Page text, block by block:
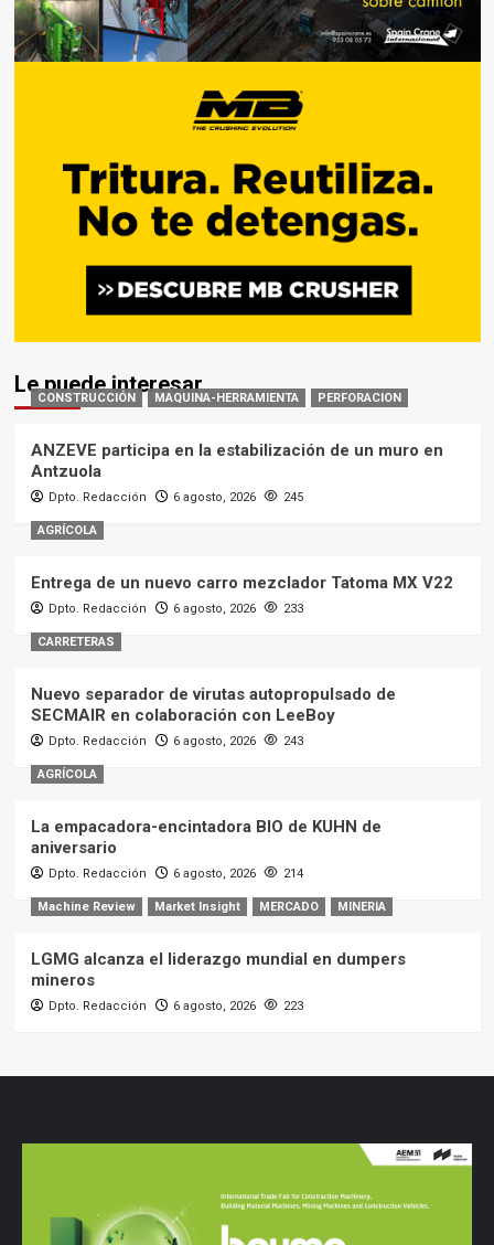
Le puede interesar
CONSTRUCCIÓN MAQUINA-HERRAMIENTA PERFORACION
ANZEVE participa en la estabilización de un muro en
Antzuola
Dpto. Redacción 6 agosto, 2026 245
AGRÍCOLA
Entrega de un nuevo carro mezclador Tatoma MX V22
Dpto. Redacción 6 agosto, 2026 233
CARRETERAS
Nuevo separador de virutas autopropulsado de
SECMAIR en colaboración con LeeBoy
Dpto. Redacción 6 agosto, 2026 243
AGRÍCOLA
La empacadora-encintadora BIO de KUHN de
aniversario
Dpto. Redacción 6 agosto, 2026 214
Machine Review Market Insight MERCADO MINERIA
LGMG alcanza el liderazgo mundial en dumpers
mineros
Dpto. Redacción 6 agosto, 2026 223